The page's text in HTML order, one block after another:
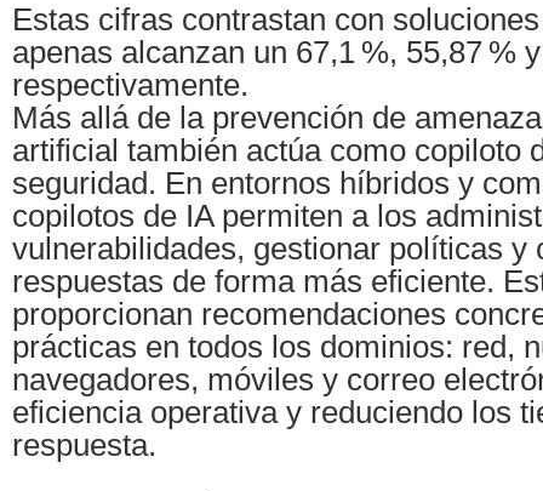
Estas cifras contrastan con
apenas alcanzan un 67,1 %, 55,87 %
respectivamente.
Más allá de la prevención de
artificial también actúa como copiloto
seguridad. En entornos híbridos y
copilotos de IA permiten a los
vulnerabilidades, gestionar políticas y
respuestas de forma más eficiente.
proporcionan recomendaciones
prácticas en todos los dominios: red,
navegadores, móviles y correo
eficiencia operativa y reduciendo los
respuesta.